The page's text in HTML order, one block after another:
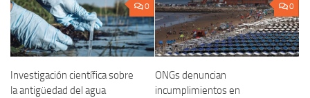
0
Investigación científica sobre
la antigüedad del agua
0
ONGs denuncian
incumplimientos en